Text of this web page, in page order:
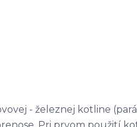
- železnej kotline